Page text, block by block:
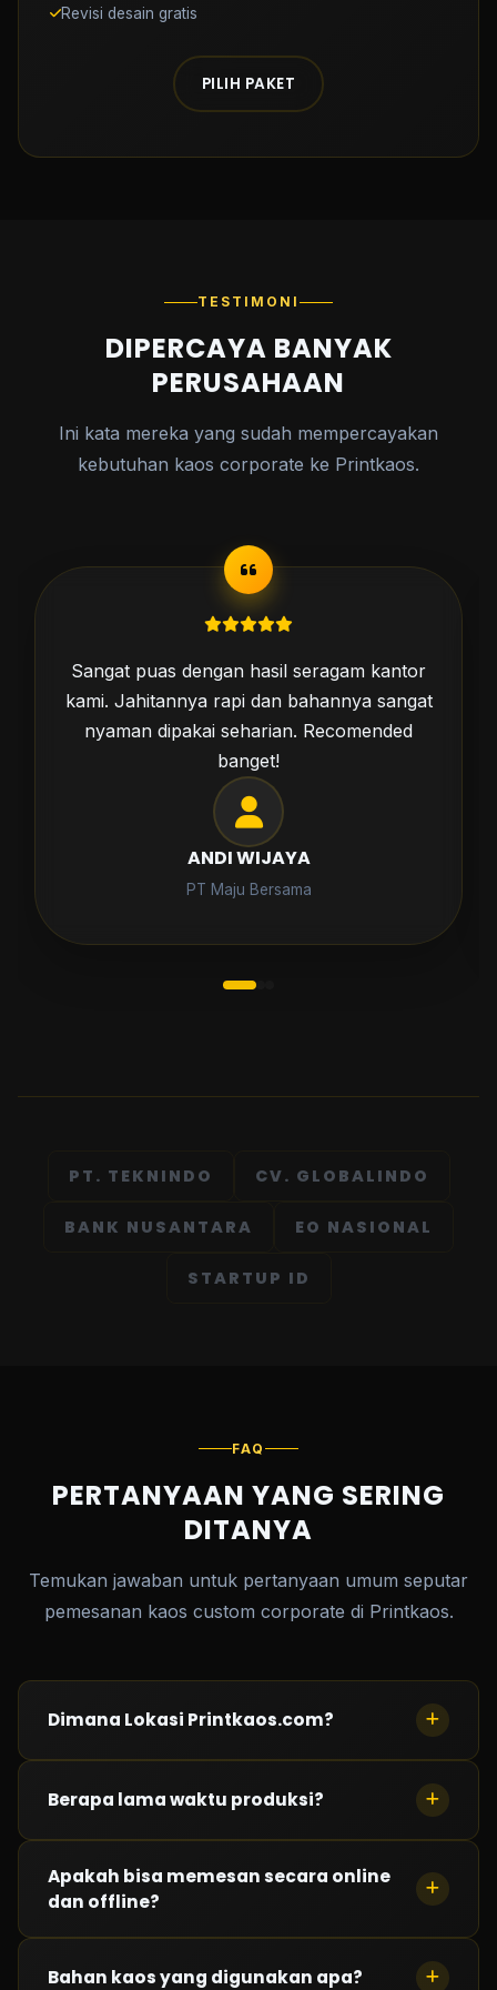
Revisi desain gratis
PILIH PAKET
TESTIMONI
DIPERCAYA BANYAK
PERUSAHAAN
Ini kata mereka yang sudah mempercayakan
kebutuhan kaos corporate ke Printkaos.
Sangat puas dengan hasil seragam kantor
kami. Jahitannya rapi dan bahannya sangat
nyaman dipakai seharian. Recomended
banget!
ANDI WIJAYA
PT Maju Bersama
PT. TEKNINDO CV. GLOBALINDO
BANK NUSANTARA EO NASIONAL
STARTUP ID
FAQ
PERTANYAAN YANG SERING
DITANYA
Temukan jawaban untuk pertanyaan umum seputar
pemesanan kaos custom corporate di Printkaos.
Dimana Lokasi Printkaos.com?
Saat ini kami memiliki 3 lokasi : Kelapa Gading
Berapa lama waktu produksi?
Waktu produksikurang dari 24 jamtergantung
antrian saat pemesanan.
Apakah bisa memesan secara online
dan offline?
Bisa! Silahkan hubungi kami. Semua transaksi melalui
Bahan kaos yang digunakan apa?